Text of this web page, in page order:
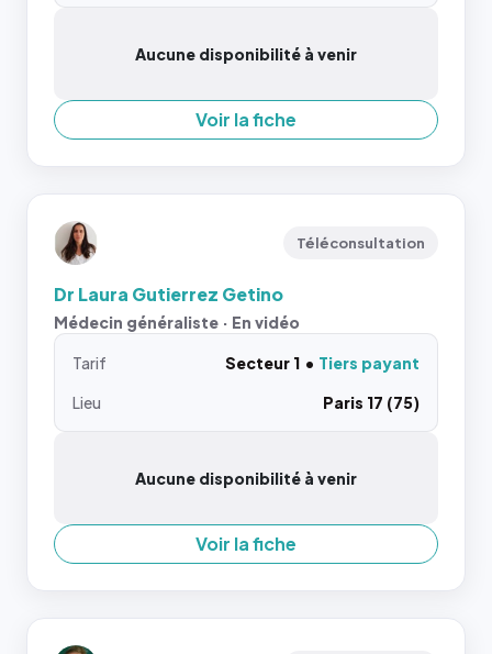
Aucune disponibilité à venir
Voir la fiche
Téléconsultation
Dr Laura Gutierrez Getino
Médecin généraliste · En vidéo
Tarif Secteur 1
Tiers payant
Lieu
Paris 17 (75)
Aucune disponibilité à venir
Voir la fiche